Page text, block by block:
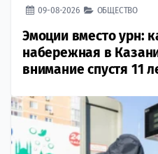
09-08-2026 ОБЩЕСТВО
Эмоции вместо урн:
набережная в
внимание спустя 11